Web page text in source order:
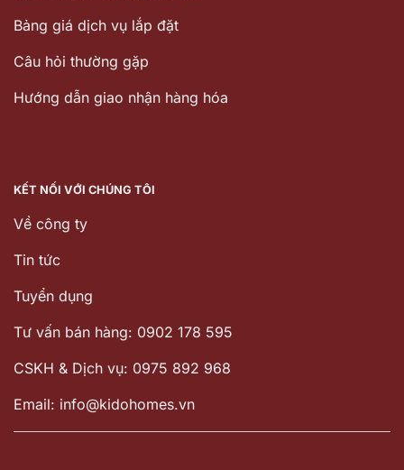
Bảng giá dịch vụ lắp đặt
Câu hỏi thường gặp
Hướng dẫn giao nhận hàng hóa
KẾT NỐI VỚI CHÚNG TÔI
Về công ty
Tin tức
Tuyển dụng
Tư vấn bán hàng: 0902 178 595
CSKH & Dịch vụ: 0975 892 968
Email: info@kidohomes.vn